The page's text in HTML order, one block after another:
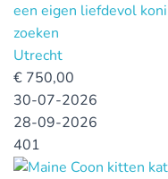
een eigen liefdevol
zoeken
Utrecht
€ 750,00
30-07-2026
28-09-2026
401